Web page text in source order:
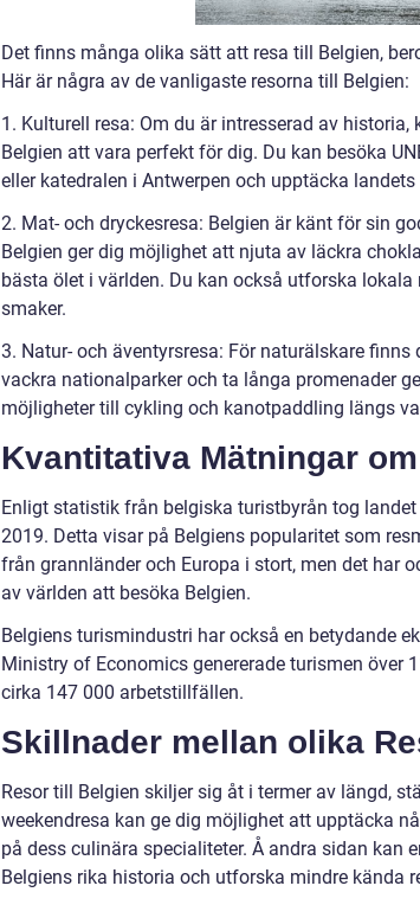
Det finns många olika sätt att resa till Belgien,
Här är några av de vanligaste resorna till Belgien:
1. Kulturell resa: Om du är intresserad av
Belgien att vara perfekt för dig. Du kan besöka
eller katedralen i Antwerpen och upptäcka
2. Mat- och dryckesresa: Belgien är känt för sin
Belgien ger dig möjlighet att njuta av läckra
bästa ölet i världen. Du kan också utforska
smaker.
3. Natur- och äventyrsresa: För naturälskare
vackra nationalparker och ta långa promenader
möjligheter till cykling och kanotpaddling längs
Kvantitativa Mätningar
Enligt statistik från belgiska turistbyrån tog
2019. Detta visar på Belgiens popularitet som
från grannländer och Europa i stort, men det har
av världen att besöka Belgien.
Belgiens turismindustri har också en betydande
Ministry of Economics genererade turismen över
cirka 147 000 arbetstillfällen.
Skillnader mellan olika
Resor till Belgien skiljer sig åt i termer av längd,
weekendresa kan ge dig möjlighet att upptäcka
på dess culinära specialiteter. Å andra sidan kan
Belgiens rika historia och utforska mindre kända